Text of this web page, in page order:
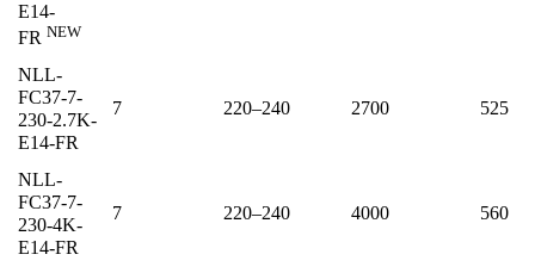
E14-
FR NEW
NLL-
FC37-7-
230-2.7K-
E14-FR
7 220–240 2700 525
NLL-
FC37-7-
230-4K-
E14-FR
7 220–240 4000 560